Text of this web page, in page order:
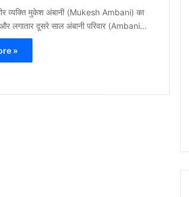
व्यक्ति मुकेश अंबानी (Mukesh Ambani) का
लगातार दूसरे साल अंबानी परिवार (Ambani…
»